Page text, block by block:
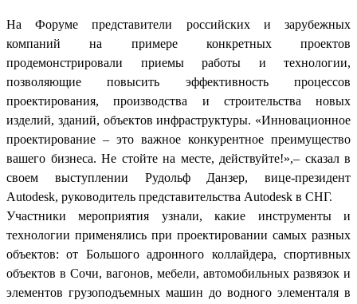
На Форуме представители российских и зарубежных
компаний на примере конкретных проектов
продемонстрировали приемы работы и технологии,
позволяющие повысить эффективность процессов
проектирования, производства и строительства новых
изделий, зданий, объектов инфраструктуры. «Инновационное
проектирование – это важное конкурентное преимущество
вашего бизнеса. Не стойте на месте, действуйте!»,– сказал в
своем выступлении Рудольф Данзер, вице-президент
Autodesk, руководитель представительства Autodesk в СНГ.
Участники мероприятия узнали, какие инструменты и
технологии применялись при проектировании самых разных
объектов: от Большого адронного коллайдера, спортивных
объектов в Сочи, вагонов, мебели, автомобильных развязок и
элементов грузоподъемных машин до водного элементаля в